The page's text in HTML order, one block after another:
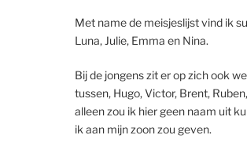
Met name de meisjeslijst vind ik
Luna, Julie, Emma en Nina.
Bij de jongens zit er op zich ook
tussen, Hugo, Victor, Brent,
alleen zou ik hier geen naam uit
ik aan mijn zoon zou geven.